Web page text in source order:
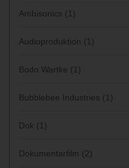
Ambisonics (1)
Audioproduktion (1)
Bodo Wartke (1)
Bubblebee Industries (1)
Dok (1)
Dokumentarfilm (2)